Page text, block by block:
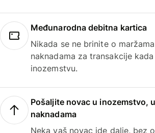
Međunarodna debitna kartica
Nikada se ne brinite o
naknadama za transakcije
inozemstvu.
Pošaljite novac u inozemstvo,
naknadama
Neka vaš novac ide dalje, bez